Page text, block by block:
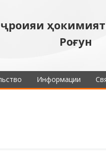
Роғун
Информации